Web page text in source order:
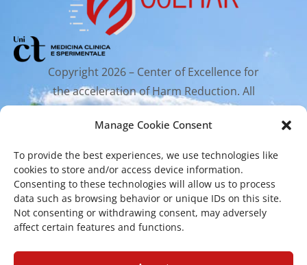
Manage Cookie Consent
To provide the best experiences, we use technologies like
cookies to store and/or access device information.
Consenting to these technologies will allow us to process
data such as browsing behavior or unique IDs on this site.
Not consenting or withdrawing consent, may adversely
affect certain features and functions.
Copyright 2026 – Center of Excellence for
the acceleration of Harm Reduction. All
rights reserved.
Mailing Address
Via Santa Sofia 89, 95123 Catania
cr.coehar@unict.it